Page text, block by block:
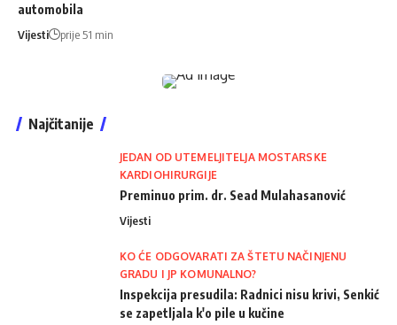
automobila
Vijesti prije 51 min
Najčitanije
JEDAN OD UTEMELJITELJA MOSTARSKE
KARDIOHIRURGIJE
Preminuo prim. dr. Sead Mulahasanović
Vijesti
KO ĆE ODGOVARATI ZA ŠTETU NAČINJENU
GRADU I JP KOMUNALNO?
Inspekcija presudila: Radnici nisu krivi, Senkić
se zapetljala k'o pile u kučine